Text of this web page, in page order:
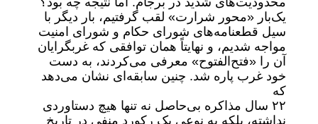
یک‌بار «محور شرارت» لقب گرفتیم، بار دیگر با
سیل قطعنامه‌های شورای حکام و شورای امنیت
مواجه شدیم، و نهایتاً همان توافقی که غربگرایان
آن را «فتح‌الفتوح» معرفی می‌کردند، به دست
خود غرب پاره شد. چنین سابقه‌ای نشان می‌دهد
که
۲۲ سال مذاکره بی‌حاصل نه تنها هیچ دستاوردی
نداشته، بلکه به نوعی یک رکورد منفی در تاریخ